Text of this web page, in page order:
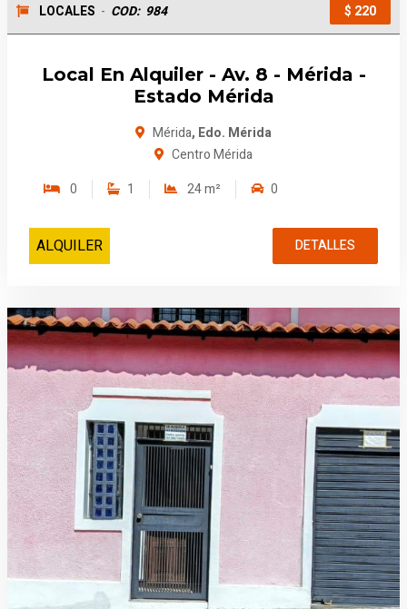
LOCALES - COD: 984 $ 220
Local En Alquiler - Av. 8 - Mérida -
Estado Mérida
Mérida, Edo. Mérida
Centro Mérida
0
1 24 m² 0
ALQUILER DETALLES